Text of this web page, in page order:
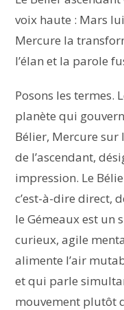
voix haute : Mars
Mercure la
l’élan et la parole
Posons les termes.
planète qui
Bélier, Mercure sur
de l’ascendant,
impression. Le
c’est-à-dire direct,
le Gémeaux est un
curieux, agile
alimente l’air
et qui parle
mouvement plutôt